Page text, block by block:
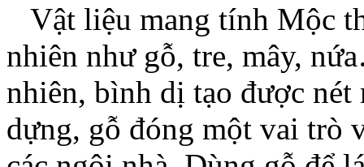
Vật liệu mang tính Mộc
nhiên như gỗ, tre, mây,
nhiên, bình dị tạo được nét
dựng, gỗ đóng một vai trò